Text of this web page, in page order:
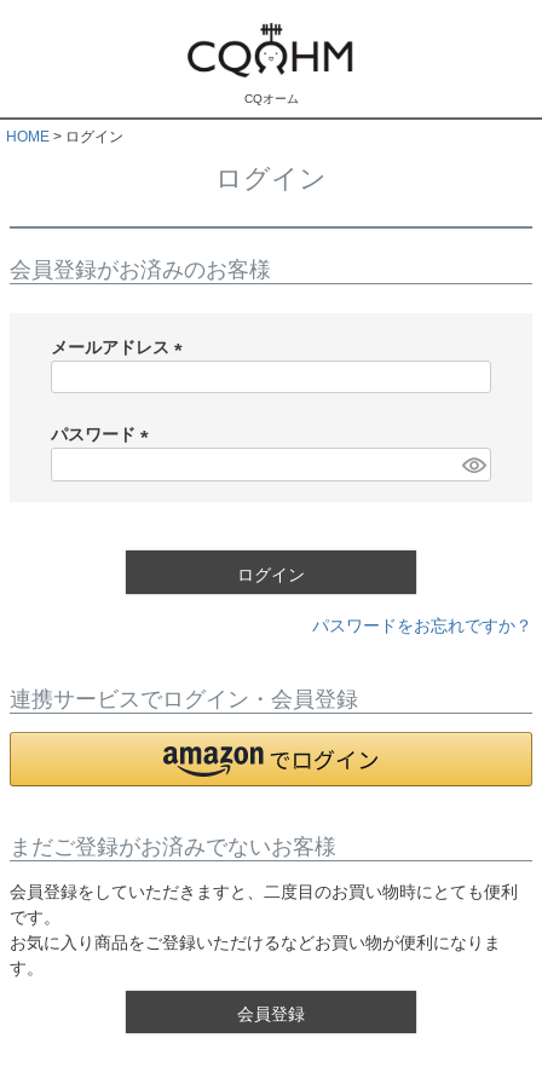
CQオーム
HOME ログイン
ログイン
会員登録がお済みのお客様
メールアドレス
)
パスワード
ログイン
パスワードをお忘れですか？
連携サービスでログイン・会員登録
まだご登録がお済みでないお客様
会員登録をしていただきますと、二度目のお買い物時にとても便利
です。
お気に入り商品をご登録いただけるなどお買い物が便利になりま
す。
会員登録